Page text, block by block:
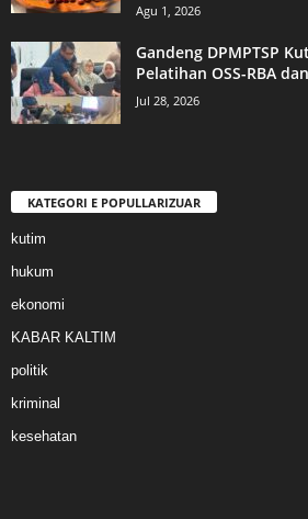
Agu 1, 2026
Gandeng DPMPTSP
Pelatihan OSS-RBA
Jul 28, 2026
KATEGORI E POPULLARIZUAR
kutim
hukum
ekonomi
KABAR KALTIM
politik
kriminal
kesehatan